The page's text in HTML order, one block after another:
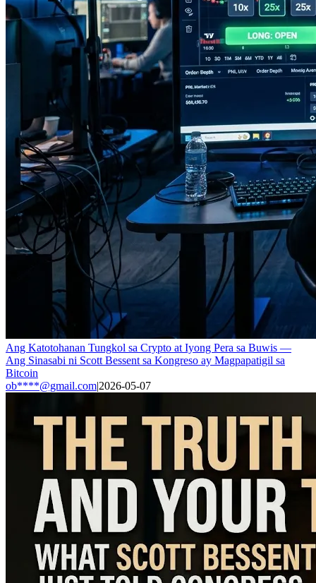
Ang Katotohanan Tungkol sa Crypto at Iyong Pera sa Buwis —
Ang Sinasabi ni Scott Bessent sa Kongreso ay Magpapatigil sa
Bitcoin
ob****@gmail.com|2026-05-07